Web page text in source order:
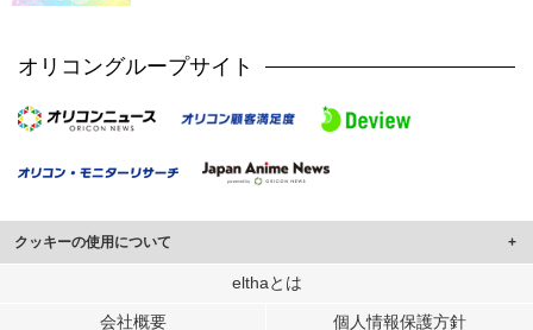
オリコングループサイト
クッキーの使用について
このサイトでは Cookie を使用して、ユーザーに合わせたコンテンツや広告の
行っています。
elthaとは
会社概要 個人情報保護方針